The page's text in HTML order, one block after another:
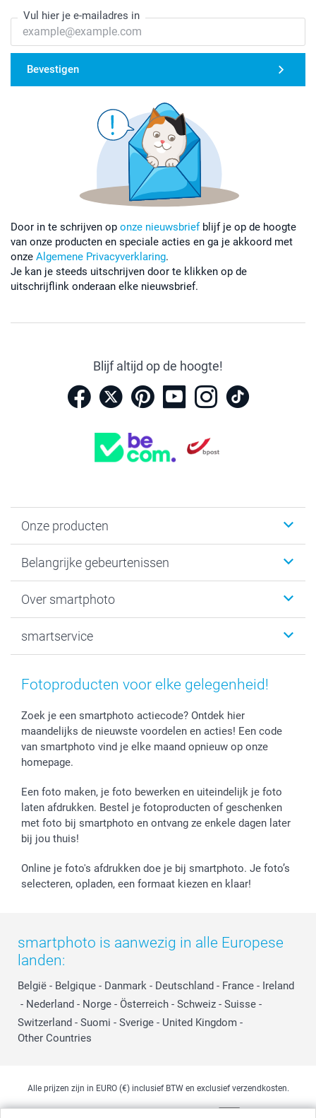
Vul hier je e-mailadres in
Bevestigen
Door in te schrijven op onze nieuwsbrief blijf je op de hoogte
van onze producten en speciale acties en ga je akkoord met
onze Algemene Privacyverklaring.
Je kan je steeds uitschrijven door te klikken op de
uitschrijflink onderaan elke nieuwsbrief.
Blijf altijd op de hoogte!
Onze producten
Fotogeschenken
Fotoprints, Fotoposter & Fotoalbum met fotoprints
MyNameBook
Stickers en Etiketten
Fotokalenders & Fotoagenda's
Belangrijke gebeurtenissen
Baby
Communie- en Lentefeest
Geschenken voor hem
Moederdag
Vaderdag
Verjaardag
Geboorte
Over smartphoto
Duurzaamheid
Voorwaarden
Klachtenregeling
Wettelijke garantie
Privacybeleid
Cookiebeleid
Prijslijst
Jobs & Stages
Investor Relations
smartservice
smartgarantie
Betalingsmogelijkheden
Grote bestellingen
Levering
Mijn orderstatus
smartfriends
Fotoproducten voor elke gelegenheid!
Zoek je een smartphoto actiecode? Ontdek hier
maandelijks de nieuwste voordelen en acties! Een code
van smartphoto vind je elke maand opnieuw op onze
homepage.
Een foto maken, je foto bewerken en uiteindelijk je foto
laten afdrukken. Bestel je fotoproducten of geschenken
met foto bij smartphoto en ontvang ze enkele dagen later
bij jou thuis!
Online je foto's afdrukken doe je bij smartphoto. Je foto’s
selecteren, opladen, een formaat kiezen en klaar!
smartphoto is aanwezig in alle Europese
landen:
België - Belgique - Danmark - Deutschland - France - Ireland
- Nederland - Norge - Österreich - Schweiz - Suisse -
Switzerland - Suomi - Sverige - United Kingdom -
Other Countries
Alle prijzen zijn in EURO (€) inclusief BTW en exclusief verzendkosten.